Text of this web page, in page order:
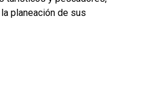
planeación de sus